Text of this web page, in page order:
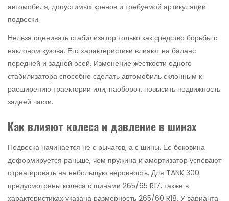
автомобиля, допустимых кренов и требуемой артикуляции
подвески.
Нельзя оценивать стабилизатор только как средство борьбы с
наклоном кузова. Его характеристики влияют на баланс
передней и задней осей. Изменение жесткости одного
стабилизатора способно сделать автомобиль склонным к
расширению траектории или, наоборот, повысить подвижность
задней части.
Как влияют колеса и давление в шинах
Подвеска начинается не с рычагов, а с шины. Ее боковина
деформируется раньше, чем пружина и амортизатор успевают
отреагировать на небольшую неровность. Для TANK 300
предусмотрены колеса с шинами 265/65 R17, также в
характеристиках указана размерность 265/60 R18. У варианта